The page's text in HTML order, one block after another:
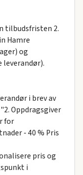
tilbudsfristen 2.
Hamre
og
i brev av
Oppdragsgiver
for
- 40 % Pris
pris og
i